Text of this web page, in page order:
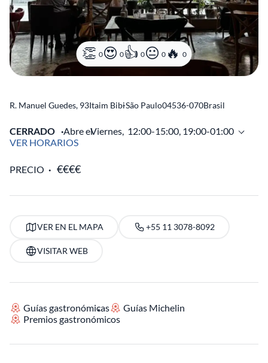
0 0 0 0 0
R. Manuel Guedes, 93Itaim Bibi-São Paulo04536-070Brasil
CERRADO Abre elViernes, 12:00-15:00, 19:00-01:00
VER HORARIOS
PRECIO
VER EN EL MAPA +55 11 3078-8092
VISITAR WEB
Guías gastronómicas
Guías Michelin
Premios gastronómicos